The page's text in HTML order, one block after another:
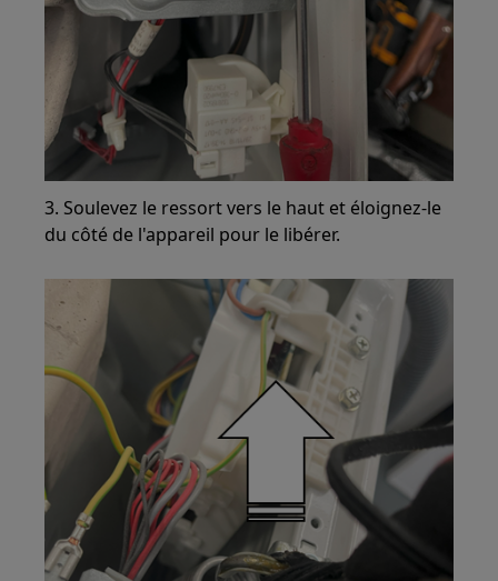
3. Soulevez le ressort vers le haut et éloignez-le
du côté de l'appareil pour le libérer.